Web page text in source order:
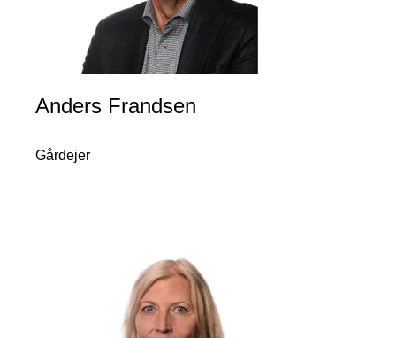
Anders Frandsen
Gårdejer